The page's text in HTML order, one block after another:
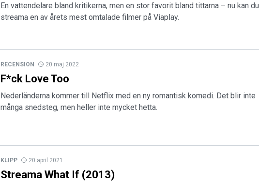
En vattendelare bland kritikerna, men en stor favorit bland tittarna – nu kan du
streama en av årets mest omtalade filmer på Viaplay.
RECENSION 20 maj 2022
F*ck Love Too
Nederländerna kommer till Netflix med en ny romantisk komedi. Det blir inte
många snedsteg, men heller inte mycket hetta.
KLIPP 20 april 2021
Streama What If (2013)